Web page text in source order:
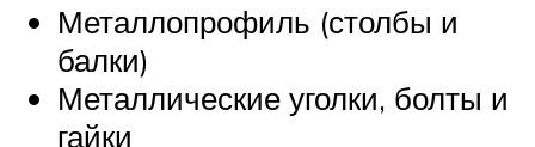
Металлопрофиль (столбы и
балки)
Металлические уголки, болты и
гайки